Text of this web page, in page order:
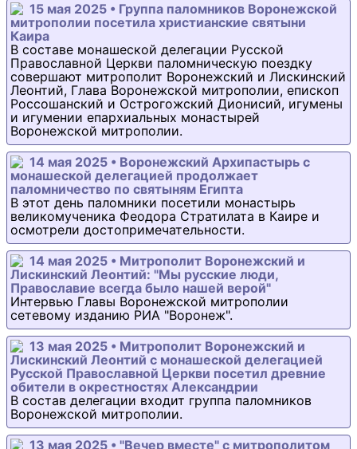
15 мая 2025 • Группа паломников Воронежской
митрополии посетила христианские святыни
Каира
В составе монашеской делегации Русской
Православной Церкви паломническую поездку
совершают митрополит Воронежский и Лискинский
Леонтий, Глава Воронежской митрополии, епископ
Россошанский и Острогожский Дионисий, игумены
и игумении епархиальных монастырей
Воронежской митрополии.
14 мая 2025 • Воронежский Архипастырь с
монашеской делегацией продолжает
паломничество по святыням Египта
В этот день паломники посетили монастырь
великомученика Феодора Стратилата в Каире и
осмотрели достопримечательности.
14 мая 2025 • Митрополит Воронежский и
Лискинский Леонтий: "Мы русские люди,
Православие всегда было нашей верой"
Интервью Главы Воронежской митрополии
сетевому изданию РИА "Воронеж".
13 мая 2025 • Митрополит Воронежский и
Лискинский Леонтий с монашеской делегацией
Русской Православной Церкви посетил древние
обители в окрестностях Александрии
В состав делегации входит группа паломников
Воронежской митрополии.
13 мая 2025 • "Вечер вместе" с митрополитом